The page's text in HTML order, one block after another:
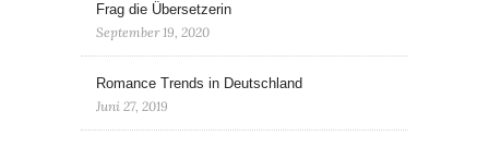
Frag die Übersetzerin
September 19, 2020
Romance Trends in Deutschland
Juni 27, 2019